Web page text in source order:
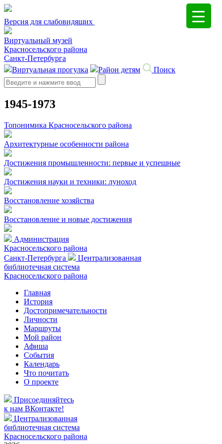
Версия для слабовидящих
Виртуальный музей
Красносельского района
Санкт-Петербурга
Виртуальная прогулка
Район детям
Поиск
Search
1945-1973
Топонимика Красносельского района
Архитектурные особенности района
Достижения промышленности: первые и успешные
Достижения науки и техники: луноход
Восстановление хозяйства
Восстановление и новые достижения
Администрация
Красносельского района
Санкт-Петербурга
Централизованная
библиотечная система
Красносельского района
Главная
История
Достопримечательности
Личности
Маршруты
Мой район
Афиша
События
Календарь
Что почитать
О проекте
Присоединяйтесь
к нам ВКонтакте!
Централизованная
библиотечная система
Красносельского района